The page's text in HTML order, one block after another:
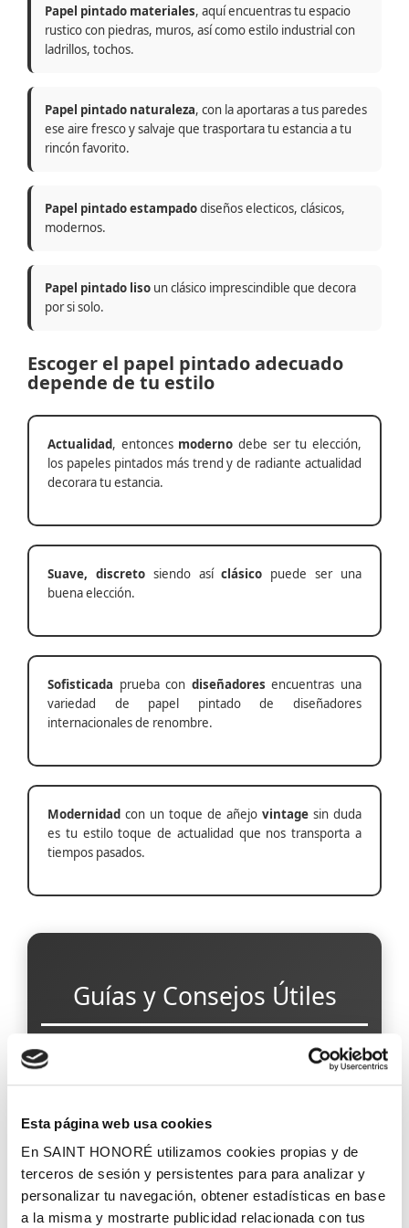
Esta página web usa cookies
En SAINT HONORÉ utilizamos cookies propias y de
terceros de sesión y persistentes para para analizar y
personalizar tu navegación, obtener estadísticas en base
a la misma y mostrarte publicidad relacionada con tus
Papel pintado materiales, aquí encuentras tu espacio
rustico con piedras, muros, así como estilo industrial con
ladrillos, tochos.
Papel pintado naturaleza, con la aportaras a tus paredes
ese aire fresco y salvaje que trasportara tu estancia a tu
rincón favorito.
Papel pintado estampadodiseños electicos, clásicos,
modernos.
Papel pintado liso un clásico imprescindible que decora
por si solo.
Escoger el papel pintado adecuado
depende de tu estilo
Actualidad, entonces moderno debe ser tu elección,
los papeles pintados más trend y de radiante actualidad
decorara tu estancia.
Suave, discretosiendo asíclásico puede ser una
buena elección.
Sofisticada prueba con diseñadores encuentras una
variedad de papel pintado de diseñadores
internacionales de renombre.
Modernidad con un toque de añejo vintage sin duda
es tu estilo toque de actualidad que nos transporta a
tiempos pasados.
Guías y Consejos Útiles
Papel Pintado para Pasillos Estrechos
Papel Pintado Antihumedad